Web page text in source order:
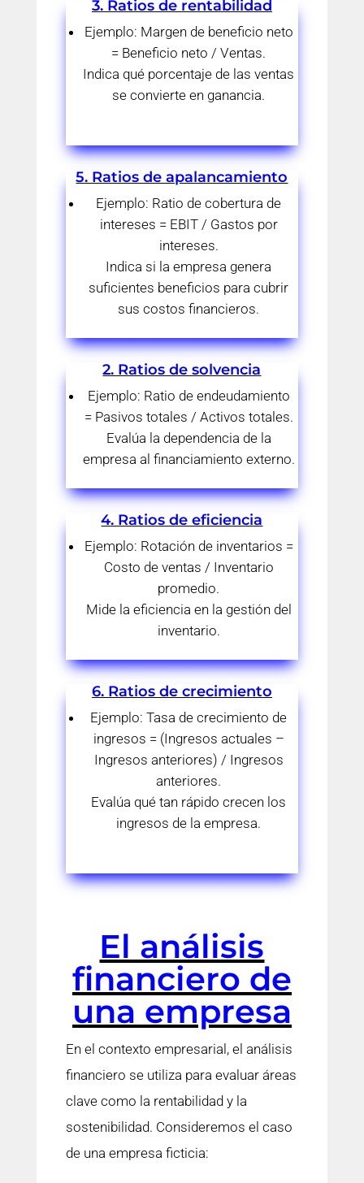
3. Ratios de rentabilidad
Ejemplo: Margen de beneficio neto
= Beneficio neto / Ventas.
Indica qué porcentaje de las ventas
se convierte en ganancia.
5. Ratios de apalancamiento
Ejemplo: Ratio de cobertura de
intereses = EBIT / Gastos por
intereses.
Indica si la empresa genera
suficientes beneficios para cubrir
sus costos financieros.
2. Ratios de solvencia
Ejemplo: Ratio de endeudamiento
= Pasivos totales / Activos totales.
Evalúa la dependencia de la
empresa al financiamiento externo.
4. Ratios de eficiencia
Ejemplo: Rotación de inventarios =
Costo de ventas / Inventario
promedio.
Mide la eficiencia en la gestión del
inventario.
6. Ratios de crecimiento
Ejemplo: Tasa de crecimiento de
ingresos = (Ingresos actuales –
Ingresos anteriores) / Ingresos
anteriores.
Evalúa qué tan rápido crecen los
ingresos de la empresa.
El análisis
financiero de
una empresa
En el contexto empresarial, el análisis
financiero se utiliza para evaluar áreas
clave como la rentabilidad y la
sostenibilidad. Consideremos el caso
de una empresa ficticia: